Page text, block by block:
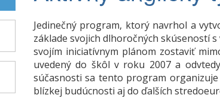
Jedinečný program, ktorý navrhol a
základe svojich dlhoročných skúseností
svojím iniciatívnym plánom zostaviť
uvedený do škôl v roku 2007 a
súčasnosti sa tento program
blízkej budúcnosti aj do ďalších